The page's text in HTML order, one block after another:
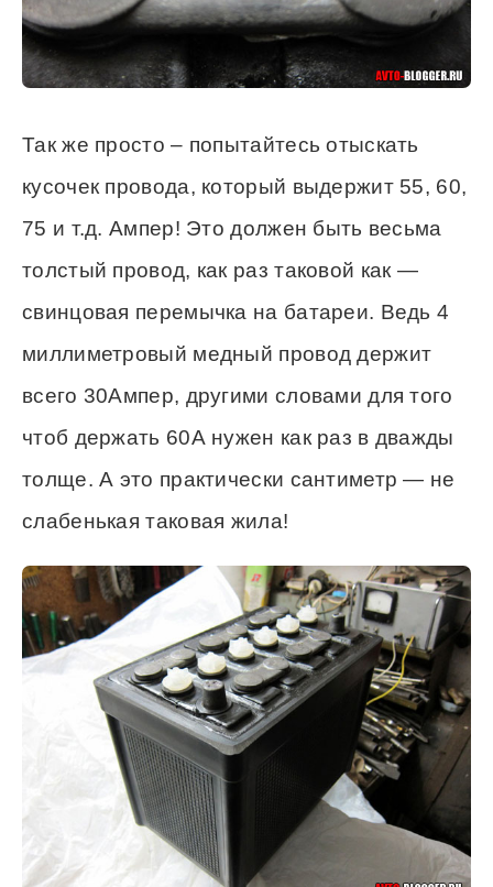
Так же просто – попытайтесь отыскать
кусочек провода, который выдержит 55, 60,
75 и т.д. Ампер! Это должен быть весьма
толстый провод, как раз таковой как —
свинцовая перемычка на батареи. Ведь 4
миллиметровый медный провод держит
всего 30Ампер, другими словами для того
чтоб держать 60А нужен как раз в дважды
толще. А это практически сантиметр — не
слабенькая таковая жила!